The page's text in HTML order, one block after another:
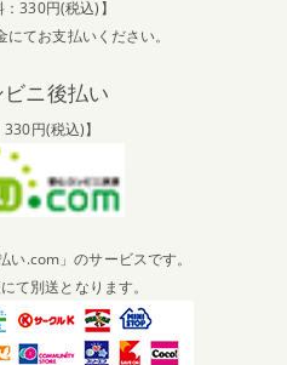
：330円(税込)】
てお支払いください。
ビニ後払い
330円(税込)】
.com」のサービスです。
て別送となります。